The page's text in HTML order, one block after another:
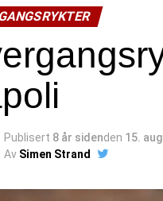
at Barcelona kan
Publisert 8 år sidenden 15.
Av Simen Strand